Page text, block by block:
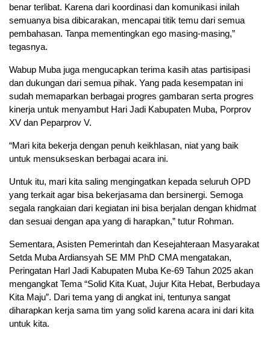
benar terlibat. Karena dari koordinasi dan komunikasi inilah
semuanya bisa dibicarakan, mencapai titik temu dari semua
pembahasan. Tanpa mementingkan ego masing-masing,”
tegasnya.
Wabup Muba juga mengucapkan terima kasih atas partisipasi
dan dukungan dari semua pihak. Yang pada kesempatan ini
sudah memaparkan berbagai progres gambaran serta progres
kinerja untuk menyambut Hari Jadi Kabupaten Muba, Porprov
XV dan Peparprov V.
“Mari kita bekerja dengan penuh keikhlasan, niat yang baik
untuk mensukseskan berbagai acara ini.
Untuk itu, mari kita saling mengingatkan kepada seluruh OPD
yang terkait agar bisa bekerjasama dan bersinergi. Semoga
segala rangkaian dari kegiatan ini bisa berjalan dengan khidmat
dan sesuai dengan apa yang di harapkan,” tutur Rohman.
Sementara, Asisten Pemerintah dan Kesejahteraan Masyarakat
Setda Muba Ardiansyah SE MM PhD CMA mengatakan,
Peringatan Harl Jadi Kabupaten Muba Ke-69 Tahun 2025 akan
mengangkat Tema “Solid Kita Kuat, Jujur Kita Hebat, Berbudaya
Kita Maju”. Dari tema yang di angkat ini, tentunya sangat
diharapkan kerja sama tim yang solid karena acara ini dari kita
untuk kita.